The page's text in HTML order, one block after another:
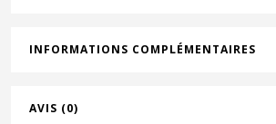
INFORMATIONS COMPLÉMENTAIRES
AVIS (0)